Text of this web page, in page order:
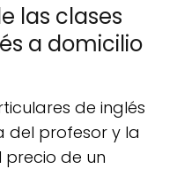
las clases
a domicilio
de inglés
del profesor y la
precio de un